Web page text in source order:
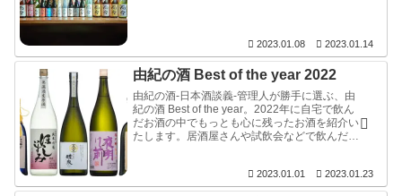
2023.01.08 2023.01.14
由紀の酒 Best of the year 2022
由紀の酒-日本酒談義-管理人が勝手に選ぶ、由
紀の酒 Best of the year。2022年に自宅で飲ん
だお酒の中でもっとも心に残ったお酒を紹介い
たします。居酒屋さんや試飲会などで飲んだお
ておりますが金賞（決審）からははずれます。
2023.01.01 2023.01.23